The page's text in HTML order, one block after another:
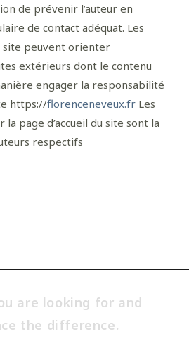
de prévenir l’auteur en
de contact adéquat. Les
site peuvent orienter
extérieurs dont le contenu
engager la responsabilité
https://florenceneveux.fr Les
page d’accueil du site sont la
respectifs
are looking for and
the difference.